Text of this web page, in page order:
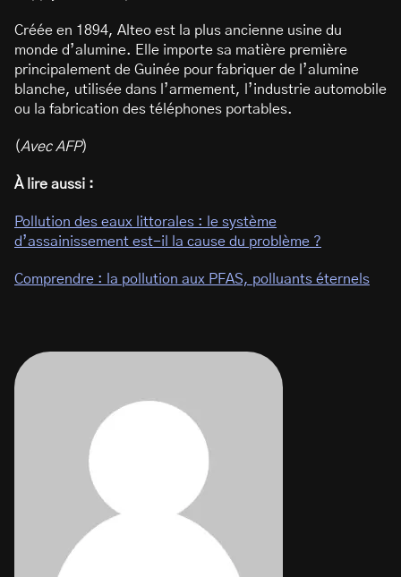
Créée en 1894, Alteo est la plus ancienne usine du
monde d’alumine. Elle importe sa matière première
principalement de Guinée pour fabriquer de l’alumine
blanche, utilisée dans l’armement, l’industrie automobile
ou la fabrication des téléphones portables.
(Avec AFP)
À lire aussi :
Pollution des eaux littorales : le système
d’assainissement est-il la cause du problème ?
Comprendre : la pollution aux PFAS, polluants éternels